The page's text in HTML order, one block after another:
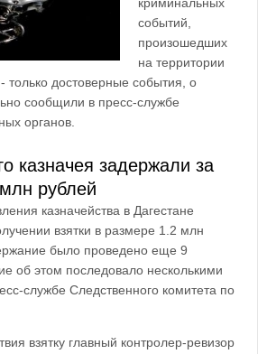
событий,
произошедших
на территории
достоверные события, о
сообщили в пресс-службе
органов.
казначея задержали за
рублей
казначейства в Дагестане
взятки в размере 1.2 млн
было проведено еще 9
об этом последовало несколькими
службе Следственного комитета по
взятку главный контролер-ревизор